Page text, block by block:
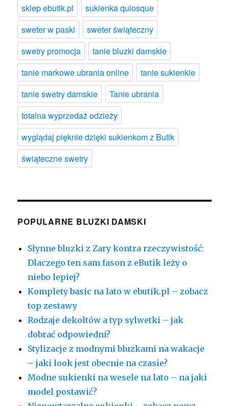
sklep ebutik.pl
sukienka quiosque
sweter w paski
sweter świąteczny
swetry promocja
tanie bluzki damskie
tanie markowe ubrania online
tanie sukienkie
tanie swetry damskie
Tanie ubrania
totalna wyprzedaż odzieży
wyglądaj pięknie dzięki sukienkom z Butik
świąteczne swetry
POPULARNE BLUZKI DAMSKI
Słynne bluzki z Zary kontra rzeczywistość:
Dlaczego ten sam fason z eButik leży o
niebo lepiej?
Komplety basic na lato w ebutik.pl – zobacz
top zestawy
Rodzaje dekoltów a typ sylwetki – jak
dobrać odpowiedni?
Stylizacje z modnymi bluzkami na wakacje
– jaki look jest obecnie na czasie?
Modne sukienki na wesele na lato – na jaki
model postawić?